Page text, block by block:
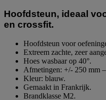
Hoofdsteun, ideaal
en crossfit.
Hoofdsteun voor
Extreem zachte, zeer
Hoes wasbaar op 40°.
Afmetingen: +/- 250 mm
Kleur: blauw.
Gemaakt in Frankrijk.
Brandklasse M2.